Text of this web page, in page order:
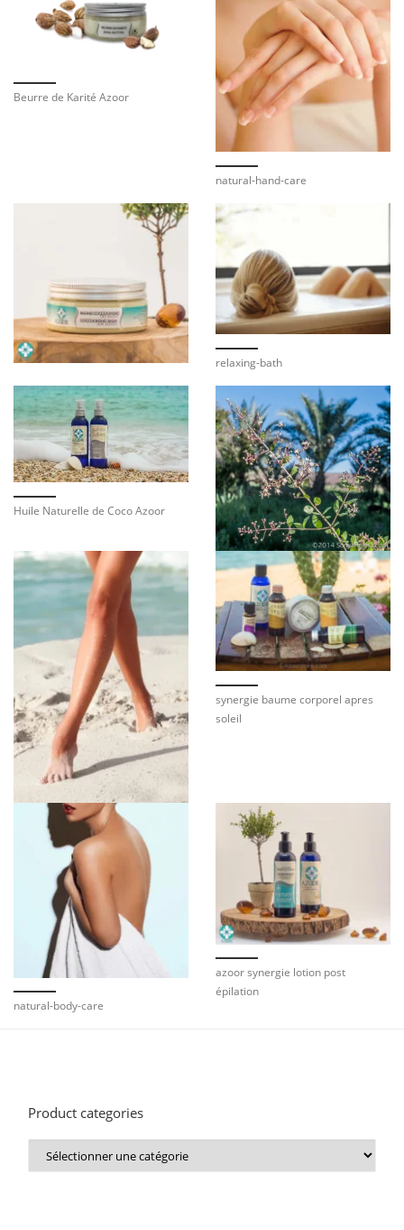
Beurre de Karité Azoor
natural-hand-care
relaxing-bath
Huile Naturelle de Coco Azoor
synergie baume corporel apres
soleil
natural-body-care
azoor synergie lotion post
épilation
Product categories